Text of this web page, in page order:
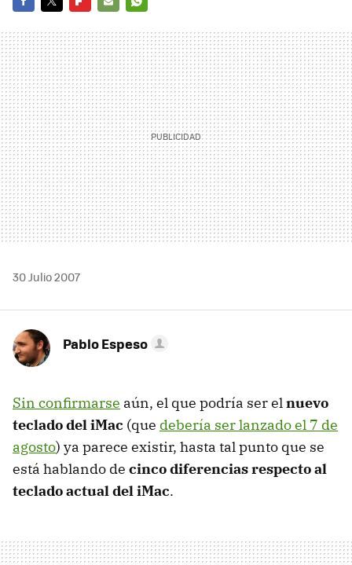
MAIL
30 Julio 2007
Pablo Espeso
Sin confirmarse aún, el que podría ser elnuevo
teclado del iMac (que debería ser lanzado el 7 de
agosto) ya parece existir, hasta tal punto que se
está hablando de cinco diferencias respecto al
teclado actual del iMac.